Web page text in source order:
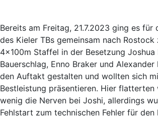
Bereits am Freitag, 21.7.2023 ging es für
des Kieler TBs gemeinsam nach Rostock
4x100m Staffel in der Besetzung Joshua
Bauerschlag, Enno Braker und
den Auftakt gestalten und wollten sich
Bestleistung präsentieren. Hier flatterten
wenig die Nerven bei Joshi, allerdings
Fehlstart zum technischen Fehler für den